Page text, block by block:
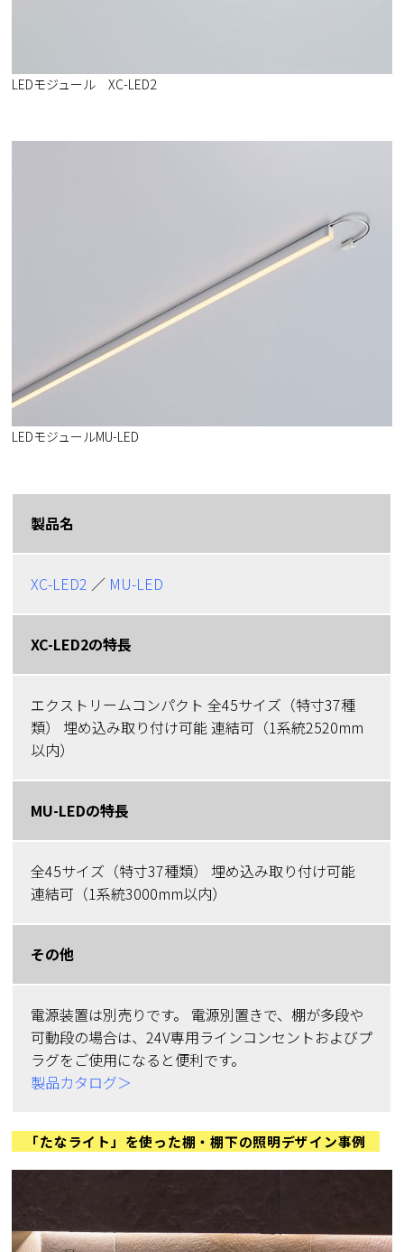
LEDモジュール XC-LED2
LEDモジュールMU-LED
製品名
XC-LED2 ／ MU-LED
XC-LED2の特長
エクストリームコンパクト 全45サイズ（特寸37種
類） 埋め込み取り付け可能 連結可（1系統2520mm
以内）
MU-LEDの特長
全45サイズ（特寸37種類） 埋め込み取り付け可能
連結可（1系統3000mm以内）
その他
電源装置は別売りです。 電源別置きで、棚が多段や
可動段の場合は、24V専用ラインコンセントおよびプ
ラグをご使用になると便利です。
製品カタログ＞
「たなライト」を使った棚・棚下の照明デザイン事例